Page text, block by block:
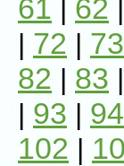
61|62
|72|73
82|83
|93|94
102|